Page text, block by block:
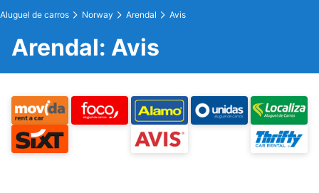
Aluguel de carros Norway Arendal Avis
Arendal: Avis